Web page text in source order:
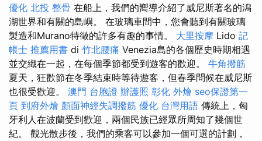
優化 北投 整骨 在船上，我們的嚮導介紹了威尼斯著名的潟
湖世界和有關的島嶼。 在玻璃車間中，您會聽到有關玻璃
製造和Murano特徵的許多有趣的事情。 大里按摩 Lido 記
帳士 推薦用書 di 竹北腰痛 Venezia島的各個歷史時期相遇
並交織在一起，在每個季節都受到遊客的歡迎。 牛角撥筋
夏天，狂歡節在冬季結束時等待遊客，但春季問候在威尼斯
也很受歡迎。 澳門 台胞證 辦護照 彰化 外燴 seo保證第一
頁 到府外燴 顏面神經失調撥筋 優化 台灣用語 傳統上，匈
牙利人在波蘭受到歡迎，兩個民族已經眾所周知了幾個世
紀。 觀光散步後，我們的乘客可以參加一個可選的計劃，